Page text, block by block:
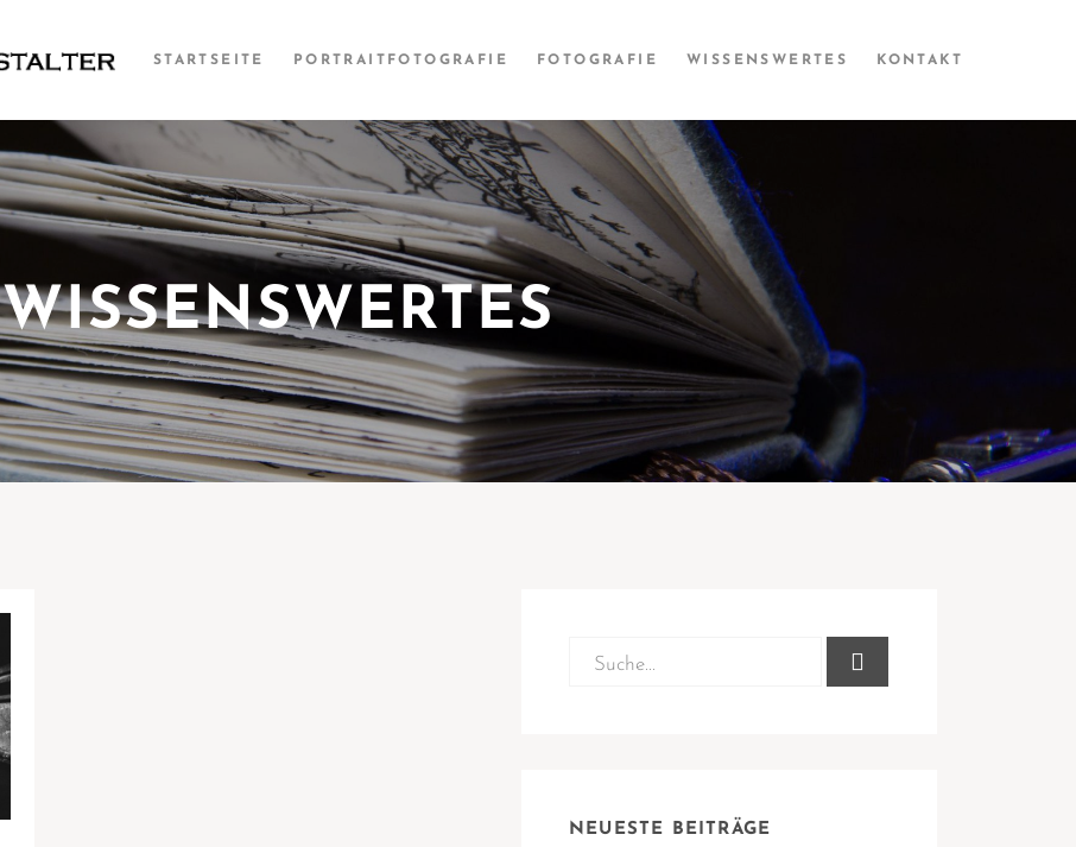
STARTSEITE PORTRAITFOTOGRAFIE FOTOGRAFIE WISSENS­­WERTES KONTAKT
WISSENSWERTES
NEUESTE BEITRÄGE